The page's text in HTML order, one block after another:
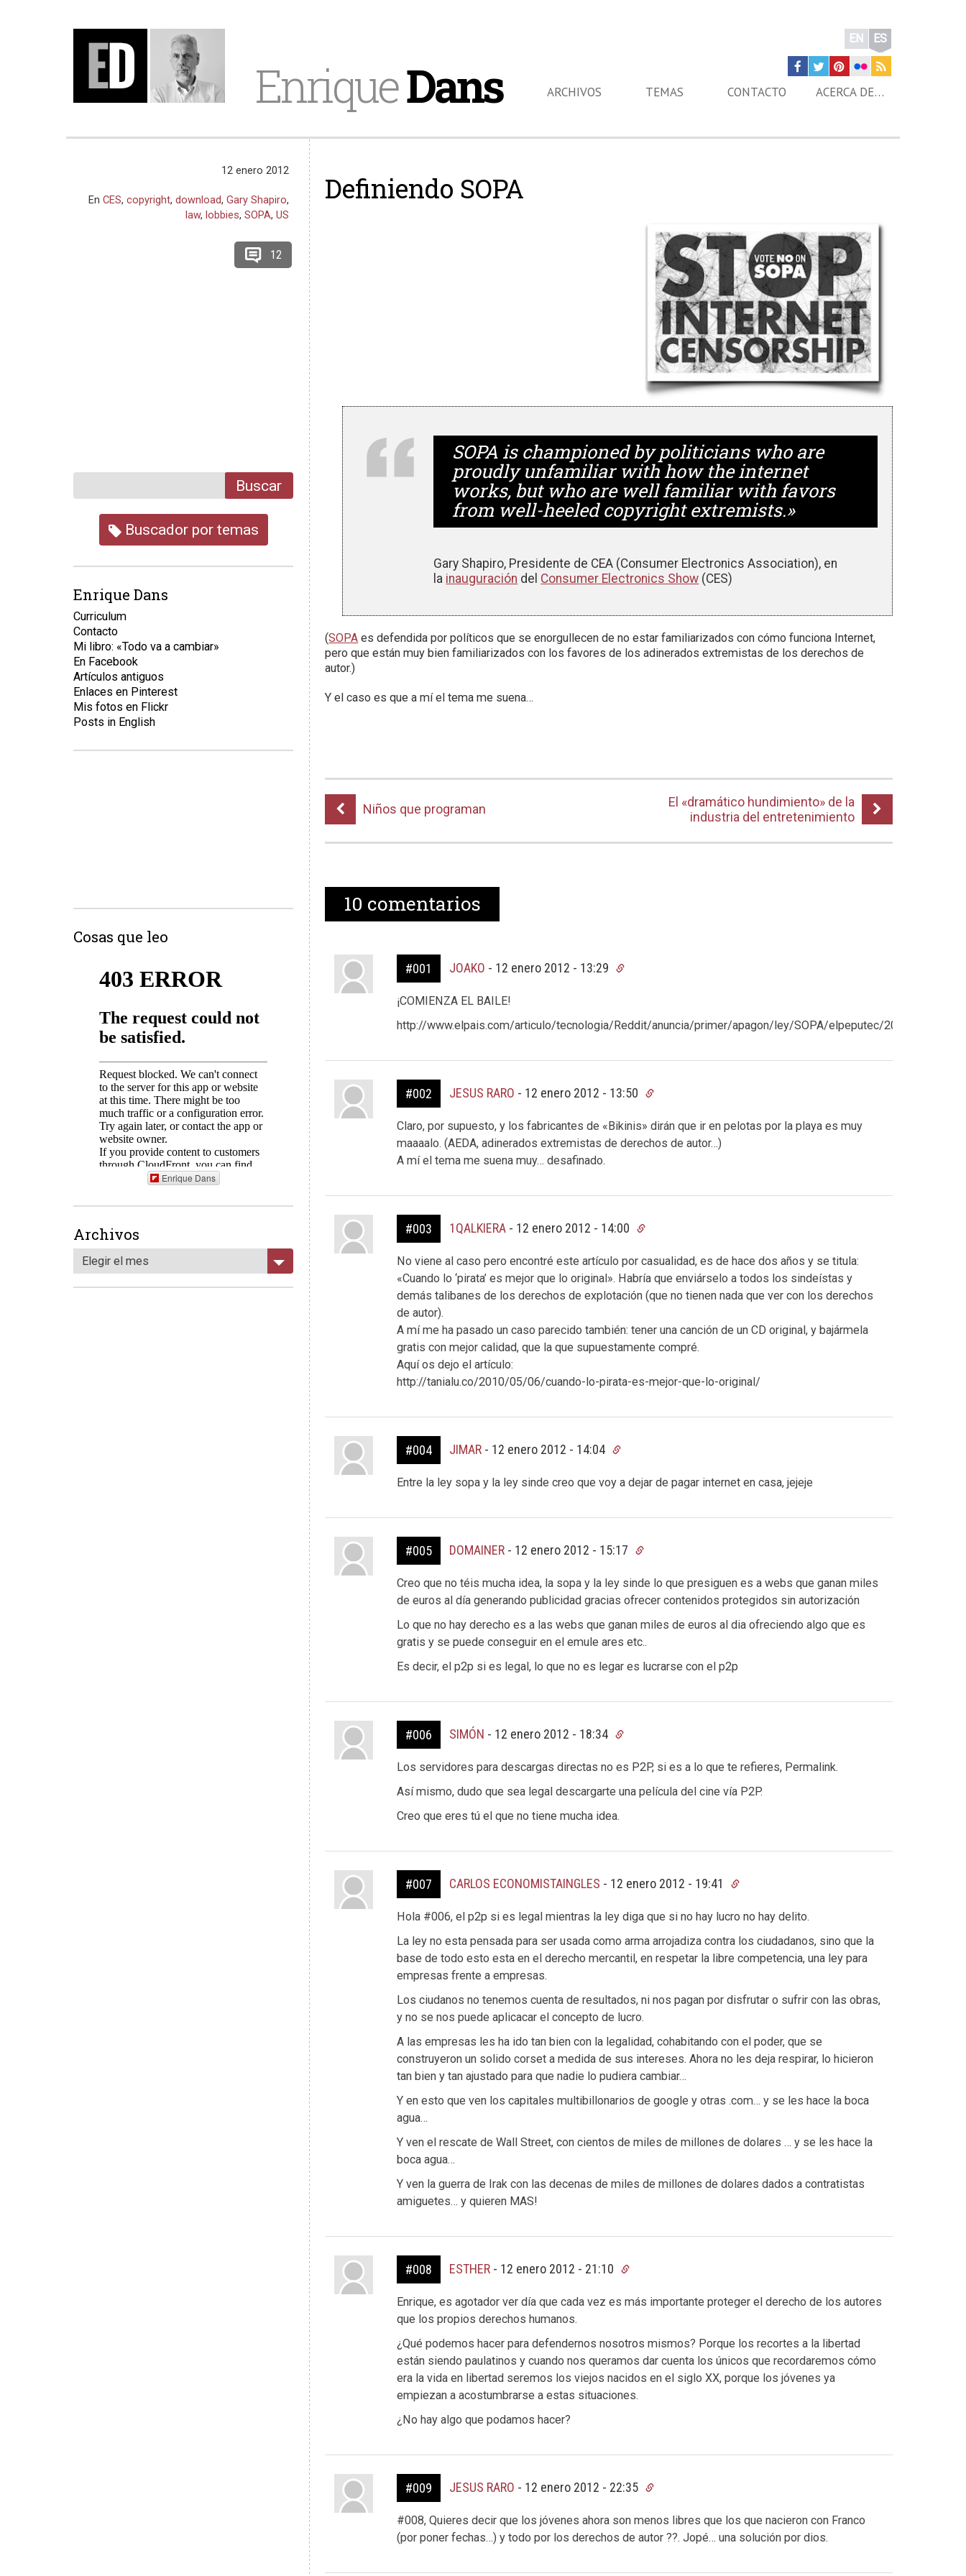
EnriqueDans
EN ES
ARCHIVOS TEMAS CONTACTO ACERCA DE…
Definiendo SOPA
SOPA is championed by politicians who are
proudly unfamiliar with how the internet
works, but who are well familiar with favors
from well-heeled copyright extremists.»
Gary Shapiro, Presidente de CEA (Consumer Electronics Association), en
la inauguración del Consumer Electronics Show (CES)
(SOPA es defendida por políticos que se enorgullecen de no estar familiarizados con cómo funciona Internet,
pero que están muy bien familiarizados con los favores de los adinerados extremistas de los derechos de
autor.)
Y el caso es que a mí el tema me suena…
Niños que programan
El «dramático hundimiento» de la
industria del entretenimiento
10 comentarios
#001 JOAKO - 12 enero 2012 - 13:29
¡COMIENZA EL BAILE!
http://www.elpais.com/articulo/tecnologia/Reddit/anuncia/primer/apagon/ley/SOPA/elpeputec/
#002 JESUS RARO - 12 enero 2012 - 13:50
Claro, por supuesto, y los fabricantes de «Bikinis» dirán que ir en pelotas por la playa es muy
maaaalo. (AEDA, adinerados extremistas de derechos de autor…)
A mí el tema me suena muy… desafinado.
#003 1QALKIERA- 12 enero 2012 - 14:00
No viene al caso pero encontré este artículo por casualidad, es de hace dos años y se titula:
«Cuando lo ‘pirata’ es mejor que lo original». Habría que enviárselo a todos los sindeístas y
demás talibanes de los derechos de explotación (que no tienen nada que ver con los derechos
de autor).
A mí me ha pasado un caso parecido también: tener una canción de un CD original, y bajármela
gratis con mejor calidad, que la que supuestamente compré.
Aquí os dejo el artículo:
http://tanialu.co/2010/05/06/cuando-lo-pirata-es-mejor-que-lo-original/
#004 JIMAR- 12 enero 2012 - 14:04
Entre la ley sopa y la ley sinde creo que voy a dejar de pagar internet en casa, jejeje
#005 DOMAINER- 12 enero 2012 - 15:17
Creo que no téis mucha idea, la sopa y la ley sinde lo que presiguen es a webs que ganan miles
de euros al día generando publicidad gracias ofrecer contenidos protegidos sin autorización
Lo que no hay derecho es a las webs que ganan miles de euros al dia ofreciendo algo que es
gratis y se puede conseguir en el emule ares etc..
Es decir, el p2p si es legal, lo que no es legar es lucrarse con el p2p
#006 SIMÓN - 12 enero 2012 - 18:34
Los servidores para descargas directas no es P2P, si es a lo que te refieres, Permalink.
Así mismo, dudo que sea legal descargarte una película del cine vía P2P.
Creo que eres tú el que no tiene mucha idea.
#007 CARLOS ECONOMISTAINGLES - 12 enero 2012 - 19:41
Hola #006, el p2p si es legal mientras la ley diga que si no hay lucro no hay delito.
La ley no esta pensada para ser usada como arma arrojadiza contra los ciudadanos, sino que la
base de todo esto esta en el derecho mercantil, en respetar la libre competencia, una ley para
empresas frente a empresas.
Los ciudanos no tenemos cuenta de resultados, ni nos pagan por disfrutar o sufrir con las obras,
y no se nos puede aplicacar el concepto de lucro.
A las empresas les ha ido tan bien con la legalidad, cohabitando con el poder, que se
construyeron un solido corset a medida de sus intereses. Ahora no les deja respirar, lo hicieron
tan bien y tan ajustado para que nadie lo pudiera cambiar…
Y en esto que ven los capitales multibillonarios de google y otras .com… y se les hace la boca
agua…
Y ven el rescate de Wall Street, con cientos de miles de millones de dolares … y se les hace la
boca agua…
Y ven la guerra de Irak con las decenas de miles de millones de dolares dados a contratistas
amiguetes… y quieren MAS!
#008 ESTHER- 12 enero 2012 - 21:10
Enrique, es agotador ver día que cada vez es más importante proteger el derecho de los autores
que los propios derechos humanos.
¿Qué podemos hacer para defendernos nosotros mismos? Porque los recortes a la libertad
están siendo paulatinos y cuando nos queramos dar cuenta los únicos que recordaremos cómo
era la vida en libertad seremos los viejos nacidos en el siglo XX, porque los jóvenes ya
empiezan a acostumbrarse a estas situaciones.
¿No hay algo que podamos hacer?
#009 JESUS RARO - 12 enero 2012 - 22:35
#008, Quieres decir que los jóvenes ahora son menos libres que los que nacieron con Franco
(por poner fechas…) y todo por los derechos de autor ??. Jopé… una solución por dios.
12 enero 2012
EnCES,copyright,download,Gary Shapiro,
law,lobbies,SOPA,US
12
Buscar
Buscador por temas
Enrique Dans
Curriculum
Contacto
Mi libro: «Todo va a cambiar»
En Facebook
Artículos antiguos
Enlaces en Pinterest
Mis fotos en Flickr
Posts in English
Cosas que leo
Enrique Dans
Archivos
Elegir el mes